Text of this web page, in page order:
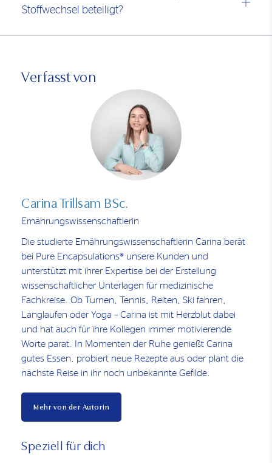
Stoffwechsel beteiligt?
Verfasst von
Carina Trillsam BSc.
Ernährungswissenschaftlerin
Die studierte Ernährungswissenschaftlerin Carina berät
bei Pure Encapsulations® unsere Kunden und
unterstützt mit ihrer Expertise bei der Erstellung
wissenschaftlicher Unterlagen für medizinische
Fachkreise. Ob Turnen, Tennis, Reiten, Ski fahren,
Langlaufen oder Yoga – Carina ist mit Herzblut dabei
und hat auch für ihre Kollegen immer motivierende
Worte parat. In Momenten der Ruhe genießt Carina
gutes Essen, probiert neue Rezepte aus oder plant die
nächste Reise in ihr noch unbekannte Gefilde.
Mehr von der Autorin
Speziell für dich